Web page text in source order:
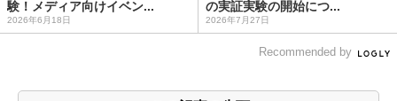
験！メディア向けイベン...
2026年6月18日
の実証実験の開始につ...
2026年7月27日
Recommended by